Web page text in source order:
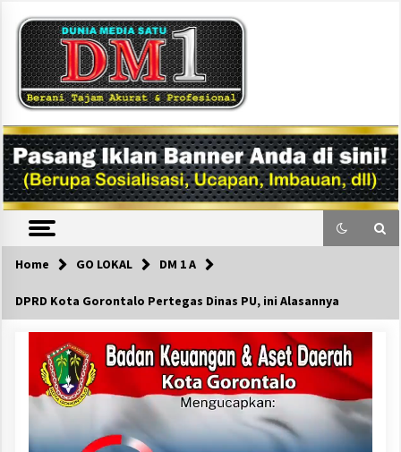
content
DM1
Home GO LOKAL DM 1 A
DPRD Kota Gorontalo Pertegas Dinas PU, ini Alasannya